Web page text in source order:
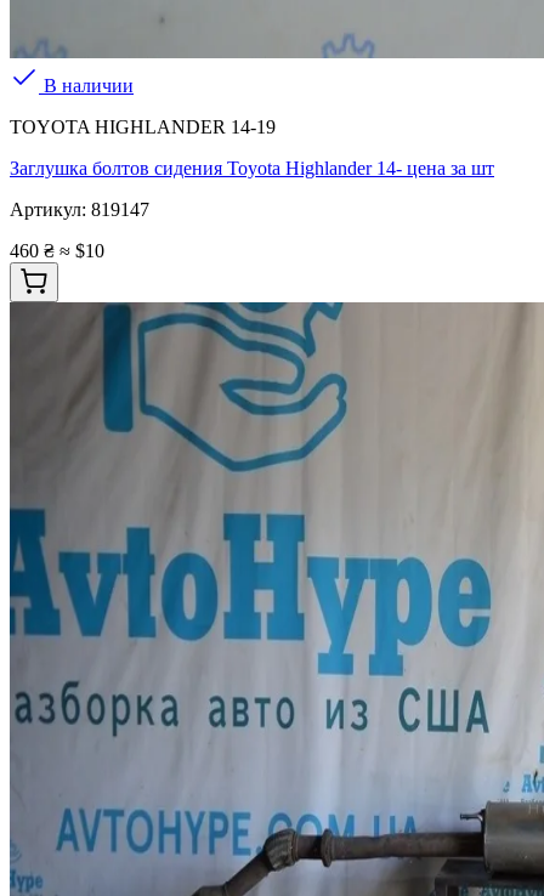
В наличии
TOYOTA HIGHLANDER 14-19
Заглушка болтов сидения Toyota Highlander 14- цена за шт
Артикул: 819147
460 ₴ ≈ $10